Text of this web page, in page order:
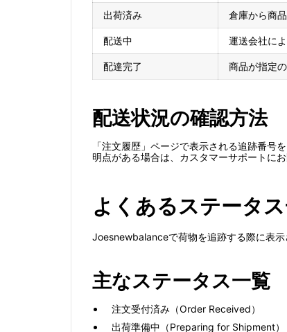
出荷済み 倉庫から商
配送中 運送会社に
配達完了 商品が指定
配送状況の確認方法
「注文履歴」ページで表示される追跡番
明点がある場合は、カスタマーサポートにお
よくあるステータ
Joesnewbalanceで荷物を追跡する際に表示
主なステータス一覧
注文受付済み（Order Received）
出荷準備中（Preparing for Shipment）